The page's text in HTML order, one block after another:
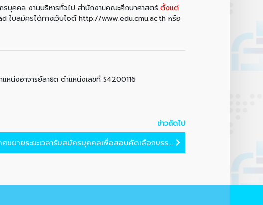
บุคคล งานบริหารทั่วไป สำนักงานคณะศึกษาศาสตร์ตั้งแต่
ใบสมัครได้ทางเว็บไซต์ http://www.edu.cmu.ac.th หรือ
น่งอาจารย์สาธิต ตำแหน่งเลขที่ S4200116
ข่าวถัดไป
ศขยายระยะเวลารับสมัครบุคคลเพื่อสอบคัดเลือกบรร...